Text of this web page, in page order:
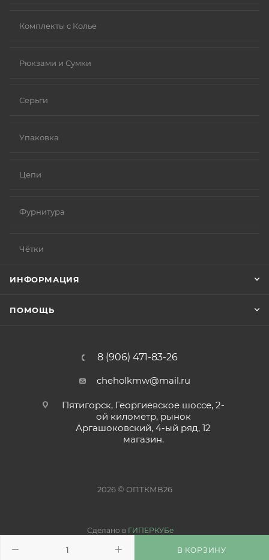
В КОРЗИНУ
Комплекты с Колье
Рюкзами и Сумки
Серьги
Упаковка
Цепи
Фурнитура
Чётки
ИНФОРМАЦИЯ
ПОМОЩЬ
8 (906) 471-83-26
cheholkmw@mail.ru
Пятигорск, Георгиевское шоссе, 2-
ой километр, рынок
Аргашоковский, 4-ый ряд, 12
магазин.
2026 © ОПТКМВ26
Сделано в ГИПЕРКУБе